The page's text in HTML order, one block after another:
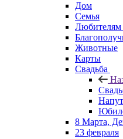
Дом
Семья
Животные
Карты
Свадьба
8 Марта,
23 февраля